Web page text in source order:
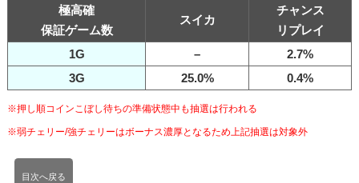
極高確
保証ゲーム数
スイカ
チャンス
リプレイ
1G
–
2.7%
3G
25.0% 0.4%
※押し順コインこぼし待ちの準備状態中も抽選は行われる
※弱チェリー/強チェリーはボーナス濃厚となるため上記抽選は対象外
目次へ戻る